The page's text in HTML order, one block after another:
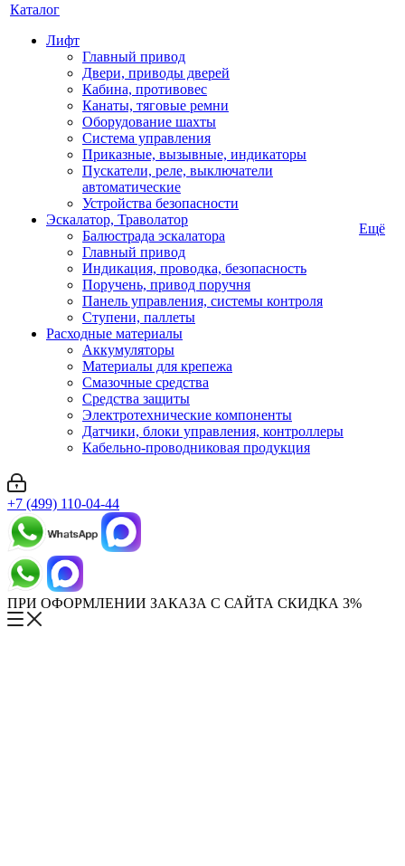
Каталог
Лифт
Главный привод
Двери, приводы дверей
Кабина, противовес
Канаты, тяговые ремни
Оборудование шахты
Система управления
Приказные, вызывные, индикаторы
Пускатели, реле, выключатели
автоматические
Устройства безопасности
Эскалатор, Траволатор
Балюстрада эскалатора
Главный привод
Индикация, проводка, безопасность
Поручень, привод поручня
Панель управления, системы контроля
Ступени, паллеты
Расходные материалы
Аккумуляторы
Материалы для крепежа
Смазочные средства
Средства защиты
Электротехнические компоненты
Датчики, блоки управления, контроллеры
Кабельно-проводниковая продукция
Ещё
+7 (499) 110-04-44
ПРИ ОФОРМЛЕНИИ ЗАКАЗА С САЙТА СКИДКА 3%